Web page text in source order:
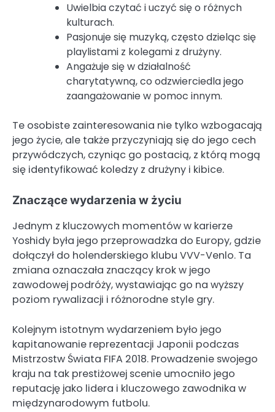
Uwielbia czytać i uczyć się o różnych
kulturach.
Pasjonuje się muzyką, często dzieląc się
playlistami z kolegami z drużyny.
Angażuje się w działalność
charytatywną, co odzwierciedla jego
zaangażowanie w pomoc innym.
Te osobiste zainteresowania nie tylko wzbogacają
jego życie, ale także przyczyniają się do jego cech
przywódczych, czyniąc go postacią, z którą mogą
się identyfikować koledzy z drużyny i kibice.
Znaczące wydarzenia w życiu
Jednym z kluczowych momentów w karierze
Yoshidy była jego przeprowadzka do Europy, gdzie
dołączył do holenderskiego klubu VVV-Venlo. Ta
zmiana oznaczała znaczący krok w jego
zawodowej podróży, wystawiając go na wyższy
poziom rywalizacji i różnorodne style gry.
Kolejnym istotnym wydarzeniem było jego
kapitanowanie reprezentacji Japonii podczas
Mistrzostw Świata FIFA 2018. Prowadzenie swojego
kraju na tak prestiżowej scenie umocniło jego
reputację jako lidera i kluczowego zawodnika w
międzynarodowym futbolu.